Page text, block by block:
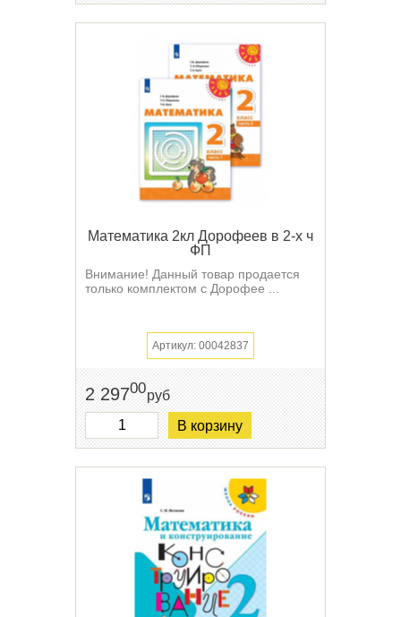
Математика 2кл Дорофеев в 2-х ч
ФП
Внимание! Данный товар продается
только комплектом с Дорофее ...
Артикул: 00042837
2 29700руб
В корзину